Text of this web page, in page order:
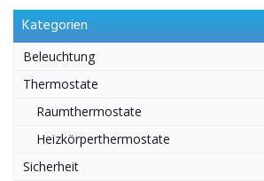
Kategorien
Beleuchtung
Thermostate
Raumthermostate
Heizkörperthermostate
Sicherheit